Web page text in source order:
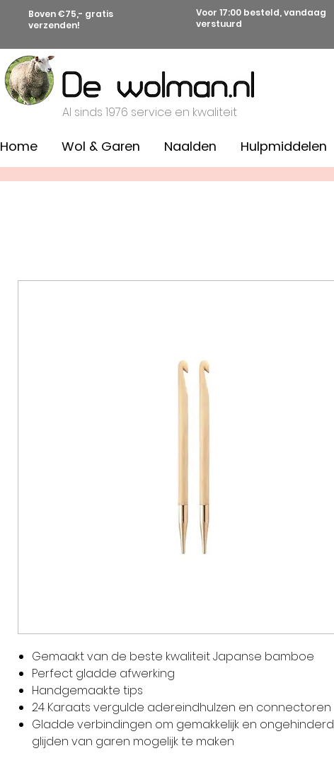
Boven €75,- gratis
verzenden!
Voor 17:00 besteld, vandaag
verstuurd
Al sinds 1976 service en kwaliteit
Home Wol & Garen Naalden Hulpmiddelen
Gemaakt van de beste kwaliteit Japanse bamboe
Perfect gladde afwerking
Handgemaakte tips
24 Karaats vergulde adereindhulzen en connectoren
Gladde verbindingen om gemakkelijk en ongehinderd
glijden van garen mogelijk te maken